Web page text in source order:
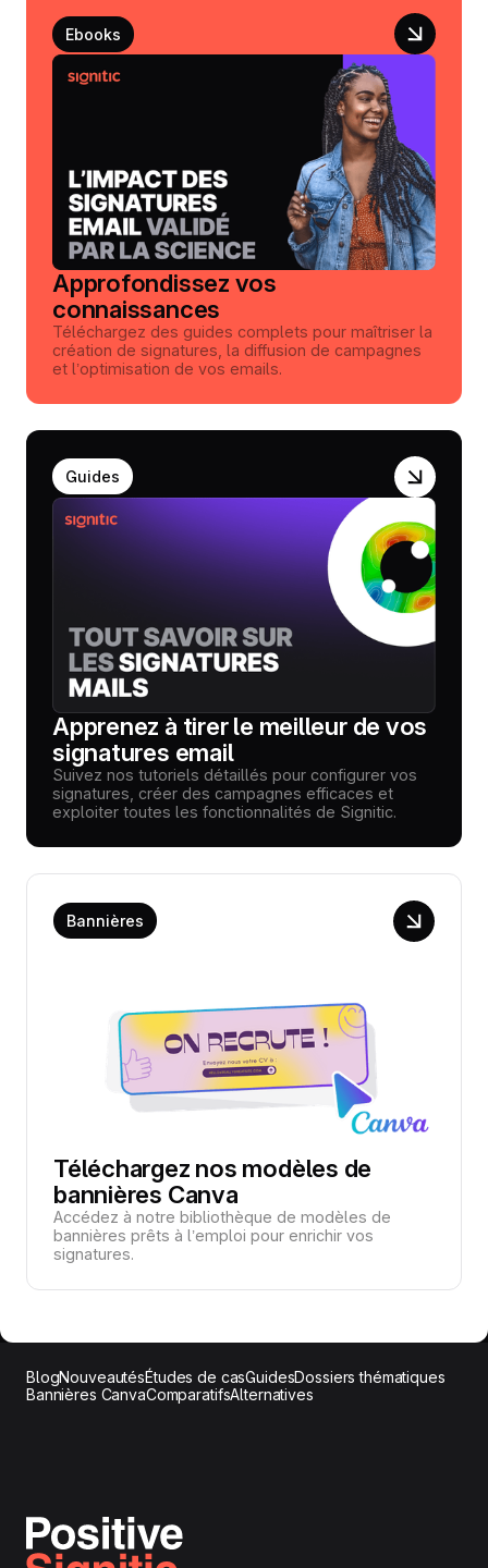
Ebooks
Approfondissez vos
connaissances
Téléchargez des guides complets pour maîtriser la
création de signatures, la diffusion de campagnes
et l’optimisation de vos emails.
Guides
Apprenez à tirer le meilleur de vos
signatures email
Suivez nos tutoriels détaillés pour configurer vos
signatures, créer des campagnes efficaces et
exploiter toutes les fonctionnalités de Signitic.
Bannières
Téléchargez nos modèles de
bannières Canva
Accédez à notre bibliothèque de modèles de
bannières prêts à l’emploi pour enrichir vos
signatures.
BlogNouveautésÉtudes de casGuidesDossiers thématiques
Bannières CanvaComparatifsAlternatives